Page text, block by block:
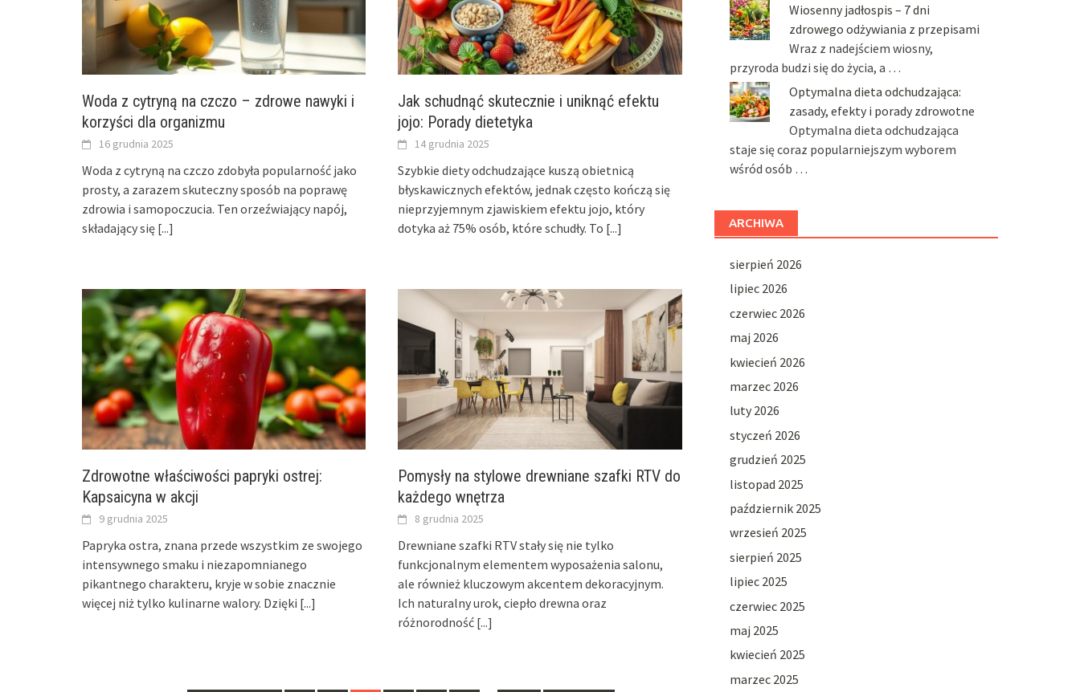
Woda z cytryną na czczo – zdrowe nawyki i
korzyści dla organizmu
16 grudnia 2025
Woda z cytryną na czczo zdobyła popularność jako
prosty, a zarazem skuteczny sposób na poprawę
zdrowia i samopoczucia. Ten orzeźwiający napój,
składający się [...]
Jak schudnąć skutecznie i uniknąć efektu
jojo: Porady dietetyka
14 grudnia 2025
Szybkie diety odchudzające kuszą obietnicą
błyskawicznych efektów, jednak często kończą się
nieprzyjemnym zjawiskiem efektu jojo, który
dotyka aż 75% osób, które schudły. To [...]
Zdrowotne właściwości papryki ostrej:
Kapsaicyna w akcji
9 grudnia 2025
Papryka ostra, znana przede wszystkim ze swojego
intensywnego smaku i niezapomnianego
pikantnego charakteru, kryje w sobie znacznie
więcej niż tylko kulinarne walory. Dzięki [...]
Pomysły na stylowe drewniane szafki RTV do
każdego wnętrza
8 grudnia 2025
Drewniane szafki RTV stały się nie tylko
funkcjonalnym elementem wyposażenia salonu,
ale również kluczowym akcentem dekoracyjnym.
Ich naturalny urok, ciepło drewna oraz
różnorodność [...]
Wiosenny jadłospis – 7 dni
zdrowego odżywiania z przepisami
Wraz z nadejściem wiosny,
przyroda budzi się do życia, a …
Optymalna dieta odchudzająca:
zasady, efekty i porady zdrowotne
Optymalna dieta odchudzająca
staje się coraz popularniejszym wyborem
wśród osób …
ARCHIWA
sierpień 2026
lipiec 2026
czerwiec 2026
maj 2026
kwiecień 2026
marzec 2026
luty 2026
styczeń 2026
grudzień 2025
listopad 2025
październik 2025
wrzesień 2025
sierpień 2025
lipiec 2025
czerwiec 2025
maj 2025
kwiecień 2025
marzec 2025